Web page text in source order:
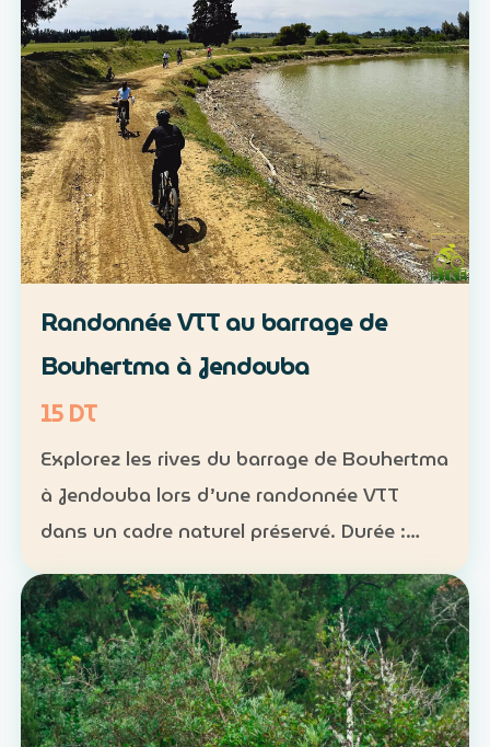
Randonnée VTT au barrage de
Bouhertma à Jendouba
15 DT
Explorez les rives du barrage de Bouhertma
à Jendouba lors d’une randonnée VTT
dans un cadre naturel préservé. Durée :
environ 1 h à 1 h 30 Niveau : intermédiaire
Groupe : de 5 à 16 participants Tarif : 15 DT
par perso…